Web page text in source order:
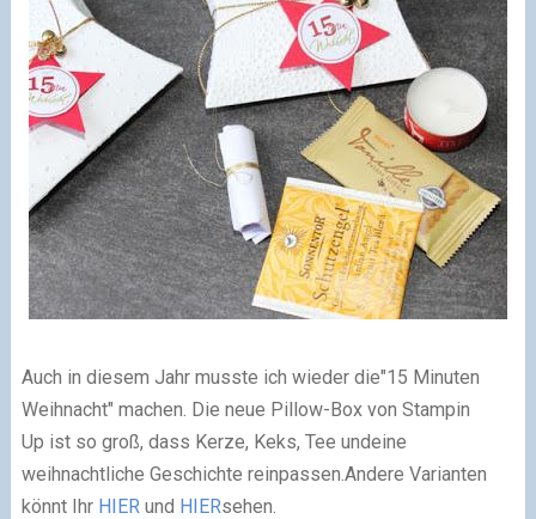
Auch in diesem Jahr musste ich wieder die"15 Minuten
Weihnacht" machen. Die neue Pillow-Box von Stampin
Up ist so groß, dass Kerze, Keks, Tee undeine
weihnachtliche Geschichte reinpassen.Andere Varianten
könnt Ihr HIER und HIERsehen.